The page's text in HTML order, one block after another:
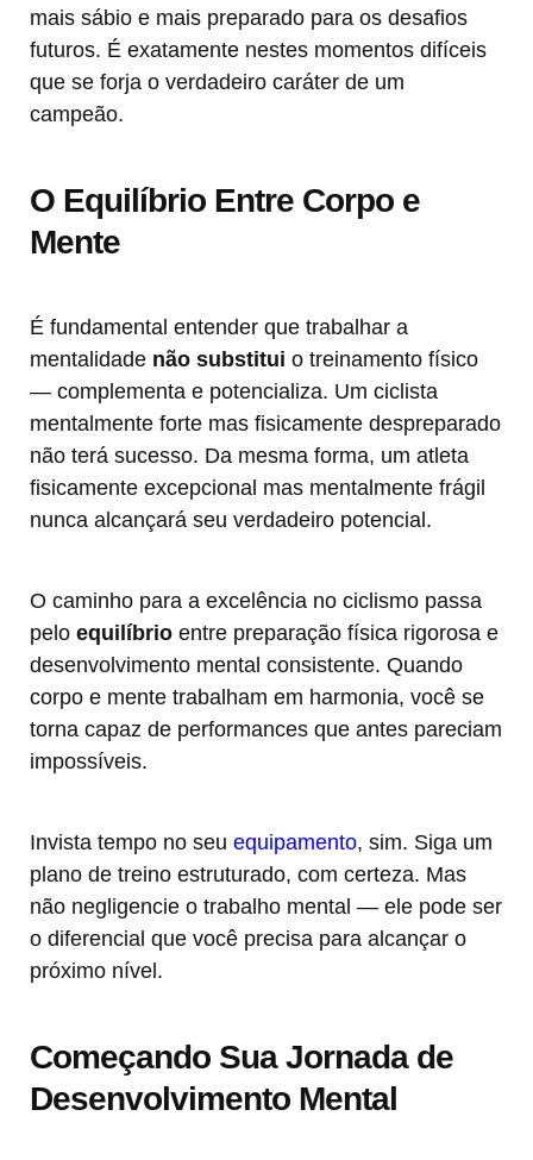
mais sábio e mais preparado para os desafios
futuros. É exatamente nestes momentos difíceis
que se forja o verdadeiro caráter de um
campeão.
O Equilíbrio Entre Corpo e
Mente
É fundamental entender que trabalhar a
mentalidade não substitui o treinamento físico
— complementa e potencializa. Um ciclista
mentalmente forte mas fisicamente despreparado
não terá sucesso. Da mesma forma, um atleta
fisicamente excepcional mas mentalmente frágil
nunca alcançará seu verdadeiro potencial.
O caminho para a excelência no ciclismo passa
pelo equilíbrio entre preparação física rigorosa e
desenvolvimento mental consistente. Quando
corpo e mente trabalham em harmonia, você se
torna capaz de performances que antes pareciam
impossíveis.
Invista tempo no seu equipamento, sim. Siga um
plano de treino estruturado, com certeza. Mas
não negligencie o trabalho mental — ele pode ser
o diferencial que você precisa para alcançar o
próximo nível.
Começando Sua Jornada de
Desenvolvimento Mental